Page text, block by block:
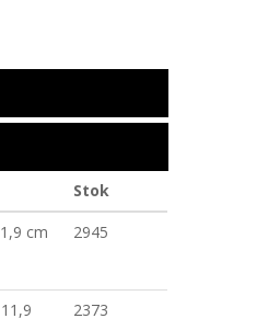
Stok
cm 2945
11,9
2373